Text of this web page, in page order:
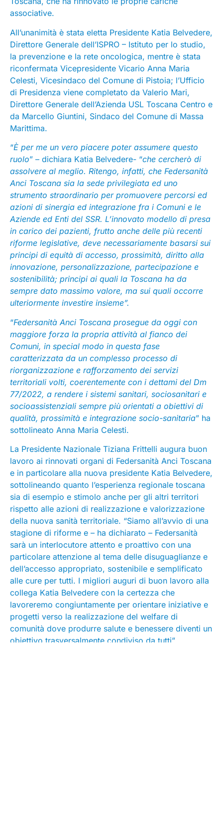
associative.
All’unanimità è stata eletta Presidente Katia Belvedere,
Direttore Generale dell’ISPRO – Istituto per lo studio,
la prevenzione e la rete oncologica, mentre è stata
riconfermata Vicepresidente Vicario Anna Maria
Celesti, Vicesindaco del Comune di Pistoia; l’Ufficio
di Presidenza viene completato da Valerio Mari,
Direttore Generale dell’Azienda USL Toscana Centro e
da Marcello Giuntini, Sindaco del Comune di Massa
Marittima.
“È per me un vero piacere poter assumere questo
ruolo” – dichiara Katia Belvedere- “che cercherò di
assolvere al meglio. Ritengo, infatti, che Federsanità
Anci Toscana sia la sede privilegiata ed uno
strumento straordinario per promuovere percorsi ed
azioni di sinergia ed integrazione fra i Comuni e le
Aziende ed Enti del SSR. L’innovato modello di presa
in carico dei pazienti, frutto anche delle più recenti
riforme legislative, deve necessariamente basarsi sui
principi di equità di accesso, prossimità, diritto alla
innovazione, personalizzazione, partecipazione e
sostenibilità; principi ai quali la Toscana ha da
sempre dato massimo valore, ma sui quali occorre
ulteriormente investire insieme”.
“Federsanità Anci Toscana prosegue da oggi con
maggiore forza la propria attività al fianco dei
Comuni, in special modo in questa fase
caratterizzata da un complesso processo di
riorganizzazione e rafforzamento dei servizi
territoriali volti, coerentemente con i dettami del Dm
77/2022, a rendere i sistemi sanitari, sociosanitari e
socioassistenziali sempre più orientati a obiettivi di
qualità, prossimità e integrazione socio-sanitaria” ha
sottolineato Anna Maria Celesti.
La Presidente Nazionale Tiziana Frittelli augura buon
lavoro ai rinnovati organi di Federsanità Anci Toscana
e in particolare alla nuova presidente Katia Belvedere,
sottolineando quanto l’esperienza regionale toscana
sia di esempio e stimolo anche per gli altri territori
rispetto alle azioni di realizzazione e valorizzazione
della nuova sanità territoriale. “Siamo all’avvio di una
stagione di riforme e – ha dichiarato – Federsanità
sarà un interlocutore attento e proattivo con una
particolare attenzione al tema delle disuguaglianze e
dell’accesso appropriato, sostenibile e semplificato
alle cure per tutti. I migliori auguri di buon lavoro alla
collega Katia Belvedere con la certezza che
lavoreremo congiuntamente per orientare iniziative e
progetti verso la realizzazione del welfare di
comunità dove produrre salute e benessere diventi un
obiettivo trasversalmente condiviso da tutti”.